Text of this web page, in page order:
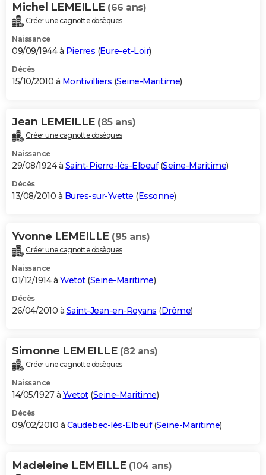
Michel LEMEILLE (66 ans)
Créer une cagnotte obsèques
Naissance
09/09/1944 à Pierres (Eure-et-Loir)
Décès
15/10/2010 à Montivilliers (Seine-Maritime)
Jean LEMEILLE (85 ans)
Créer une cagnotte obsèques
Naissance
29/08/1924 à Saint-Pierre-lès-Elbeuf(Seine-Maritime)
Décès
13/08/2010 à Bures-sur-Yvette (Essonne)
Yvonne LEMEILLE (95 ans)
Créer une cagnotte obsèques
Naissance
01/12/1914 à Yvetot(Seine-Maritime)
Décès
26/04/2010 à Saint-Jean-en-Royans (Drôme)
Simonne LEMEILLE (82 ans)
Créer une cagnotte obsèques
Naissance
14/05/1927 à Yvetot(Seine-Maritime)
Décès
09/02/2010 à Caudebec-lès-Elbeuf(Seine-Maritime)
Madeleine LEMEILLE (104 ans)